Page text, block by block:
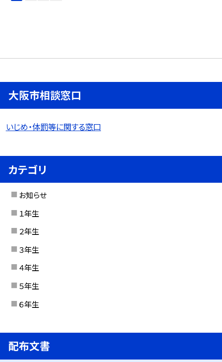
大阪市相談窓口
いじめ・体罰等に関する窓口
カテゴリ
お知らせ
１年生
２年生
３年生
４年生
５年生
６年生
配布文書